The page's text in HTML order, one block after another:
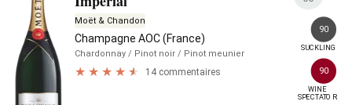
Moët & Chandon
Champagne AOC (France)
Chardonnay / Pinot noir / Pinot meunier
14 commentaires
90
SUCKLING
90
WINE
SPECTATOR